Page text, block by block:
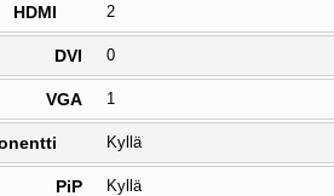
HDMI 2
DVI 0
VGA 1
Kyllä
PiP Kyllä